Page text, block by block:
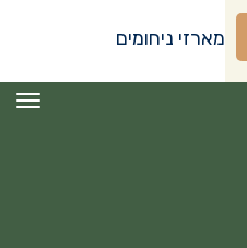
מארזי ניחומים